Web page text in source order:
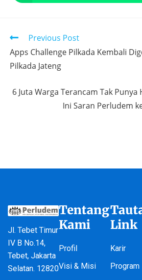
Previous Post
Apps Challenge Pilkada Kembali
Pilkada Jateng
6 Juta Warga Terancam Tak Punya
Ini Saran Perludem
Jl. Tebet Timur
IV B No.14,
Tebet, Jakarta
Selatan. 12820
Tentang
Kami
Profil
Visi & Misi
Link
Karir
Program